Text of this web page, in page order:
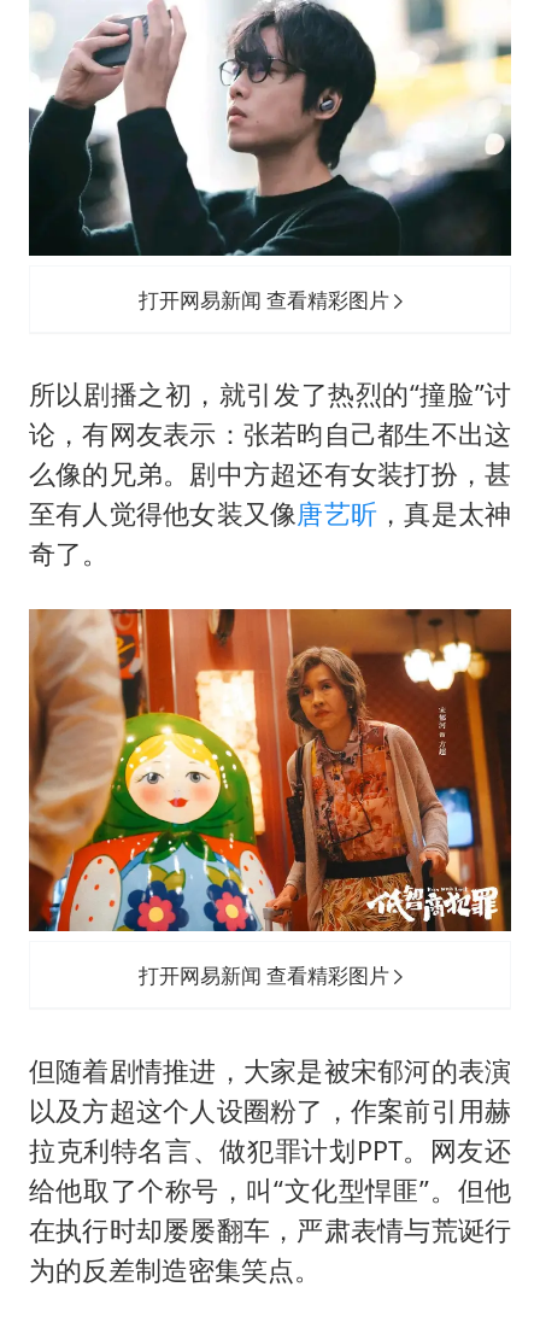
打开网易新闻 查看精彩图片
所以剧播之初，就引发了热烈的“撞脸”讨
论，有网友表示：张若昀自己都生不出这
么像的兄弟。剧中方超还有女装打扮，甚
至有人觉得他女装又像唐艺昕 ，真是太神
奇了。
打开网易新闻 查看精彩图片
但随着剧情推进，大家是被宋郁河的表演
以及方超这个人设圈粉了，作案前引用赫
拉克利特名言、做犯罪计划PPT。网友还
给他取了个称号，叫“文化型悍匪”。但他
在执行时却屡屡翻车，严肃表情与荒诞行
为的反差制造密集笑点。